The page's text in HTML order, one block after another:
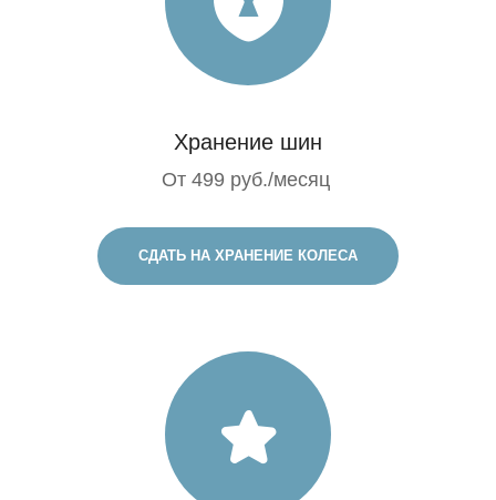
Хранение шин
От 499 руб./месяц
СДАТЬ НА ХРАНЕНИЕ КОЛЕСА